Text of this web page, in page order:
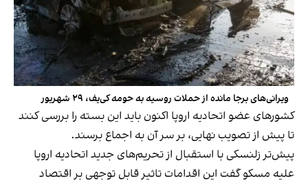
ویرانی‌های برجا مانده از حملات روسیه به حومه کی‌یف، ۲۹ شهریور
کشورهای عضو اتحادیه اروپا اکنون باید این بسته را بررسی کنند
تا پیش از تصویب نهایی، بر سر آن به اجماع برسند.
پیش‌تر زلنسکی با استقبال از تحریم‌های جدید اتحادیه اروپا
علیه مسکو گفت این اقدامات تاثیر قابل‌ توجهی بر اقتصاد